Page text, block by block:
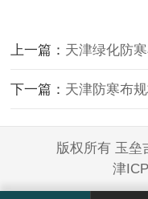
上一篇： 天津绿化防
下一篇： 天津防寒布
版权所有 玉垒
津